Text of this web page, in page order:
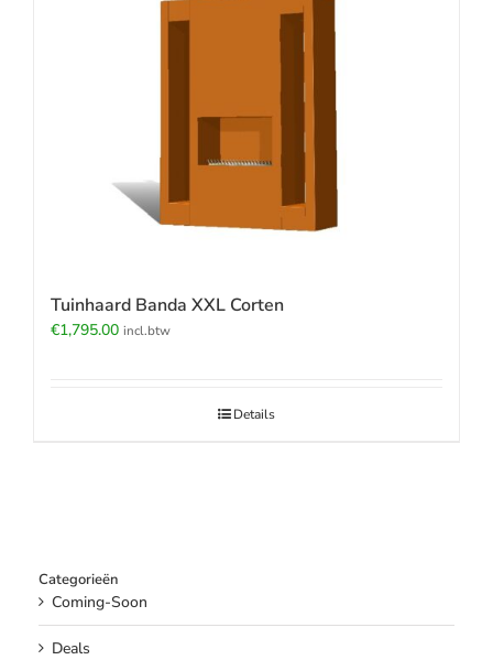
Tuinhaard Banda XXL Corten
€1,795.00 incl.btw
Details
Categorieën
Coming-Soon
Deals